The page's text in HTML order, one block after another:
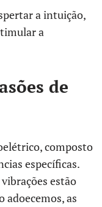
a intuição,
a
de
composto
específicas.
estão
as